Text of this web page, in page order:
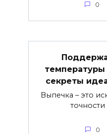
0
секреты
Выпечка – это
0